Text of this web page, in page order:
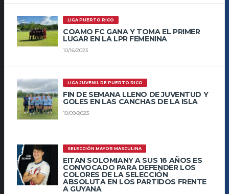
LIGA PUERTO RICO
COAMO FC GANA Y TOMA EL PRIMER
LUGAR EN LA LPR FEMENINA
10/16/2023
LIGA JUVENIL DE PUERTO RICO
FIN DE SEMANA LLENO DE JUVENTUD Y
GOLES EN LAS CANCHAS DE LA ISLA
10/09/2023
SELECCIÓN MAYOR MASCULINA
EITAN SOLOMIANY A SUS 16 AÑOS ES
CONVOCADO PARA DEFENDER LOS
COLORES DE LA SELECCIÓN
ABSOLUTA EN LOS PARTIDOS FRENTE
A GUYANA